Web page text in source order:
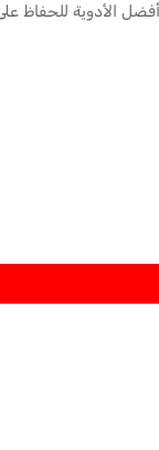
أفضل الأدوية